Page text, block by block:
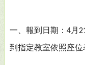
一、報到日期： 4月
到指定教室依照座位